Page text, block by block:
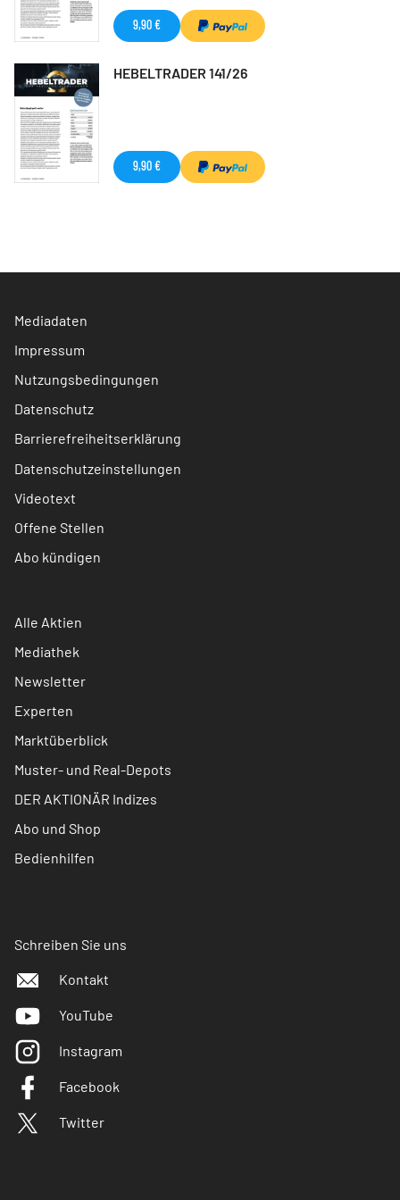
9,90 €
HEBELTRADER 141/26
9,90 €
Mediadaten
Impressum
Nutzungsbedingungen
Datenschutz
Barrierefreiheitserklärung
Datenschutzeinstellungen
Videotext
Offene Stellen
Abo kündigen
Alle Aktien
Mediathek
Newsletter
Experten
Marktüberblick
Muster- und Real-Depots
DER AKTIONÄR Indizes
Abo und Shop
Bedienhilfen
Schreiben Sie uns
Kontakt
YouTube
Instagram
Facebook
Twitter